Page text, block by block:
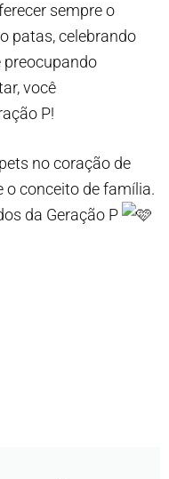
sempre o
patas, celebrando
preocupando
você
P!
no coração de
o conceito de família.
da Geração P